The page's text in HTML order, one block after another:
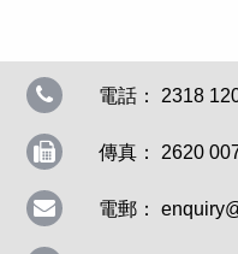
電話： 2318
傳真： 2620
電郵：